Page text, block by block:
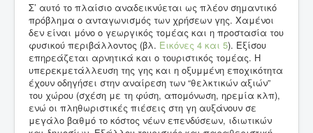
Σ’ αυτό το πλαίσιο αναδεικνύεται ως πλέον σημαντικό
πρόβλημα ο ανταγωνισμός των χρήσεων γης. Χαμένοι
δεν είναι μόνο ο γεωργικός τομέας και η προστασία του
φυσικού περιβάλλοντος (βλ. Εικόνες 4 και 5). Εξίσου
επηρεάζεται αρνητικά και ο τουριστικός τομέας. Η
υπερεκμετάλλευση της γης και η οξυμμένη εποχικότητα
έχουν οδηγήσει στην αναίρεση των “θελκτικών αξιών”
του χώρου (σχέση με τη φύση, απομόνωση, ηρεμία κλπ),
ενώ οι πληθωριστικές πιέσεις στη γη αυξάνουν σε
μεγάλο βαθμό το κόστος νέων επενδύσεων, ιδιωτικών